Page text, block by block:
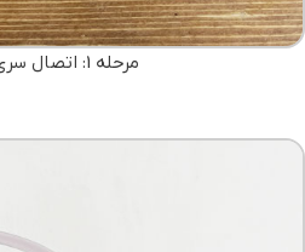
مرحله 1: اتصال سری آسانریز